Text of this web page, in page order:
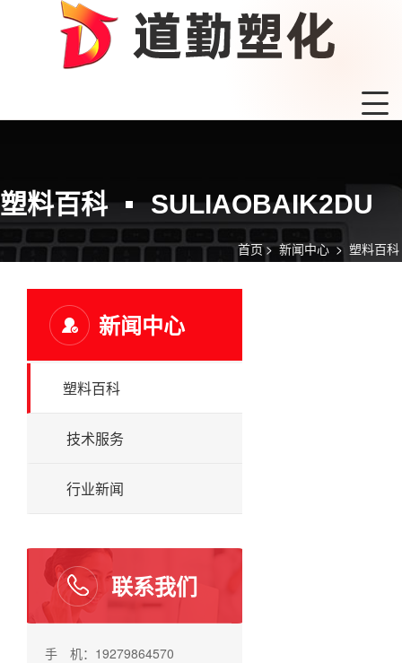
塑料百科 SULIAOBAIK2DU
首页 >新闻中心> 塑料百科
新闻中心
塑料百科
技术服务
行业新闻
联系我们
手 机：19279864570